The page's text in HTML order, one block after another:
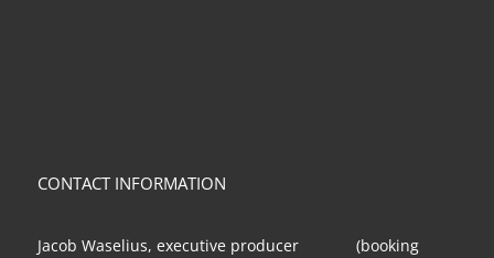
CONTACT INFORMATION
Jacob Waselius, executive producer (booking